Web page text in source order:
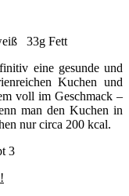
33g Fett
eine gesunde und
Kuchen und
voll im Geschmack –
man den Kuchen in
nur circa 200 kcal.